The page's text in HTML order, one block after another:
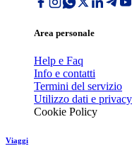
Area personale
Help e Faq
Info e contatti
Termini del servizio
Utilizzo dati e privacy
Cookie Policy
Viaggi